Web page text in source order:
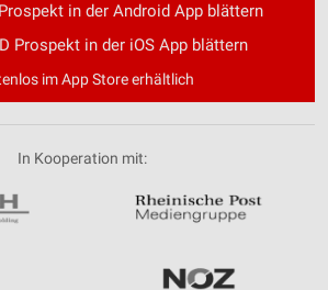
in der Android App blättern
Prospekt in der iOS App blättern
im App Store erhältlich
In Kooperation mit: